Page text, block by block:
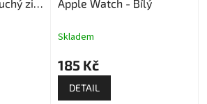
zip
Apple Watch - Bílý
Skladem
185 Kč
DETAIL